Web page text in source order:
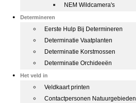
NEM Wildcamera's
Determineren
Eerste Hulp Bij Determineren
Determinatie Vaatplanten
Determinatie Korstmossen
Determinatie Orchideeën
Het veld in
Veldkaart printen
Contactpersonen Natuurgebieden